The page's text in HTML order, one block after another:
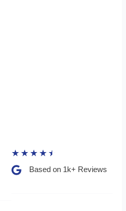
★ ★ ★ ★ ★
Based on 1k+ Reviews​